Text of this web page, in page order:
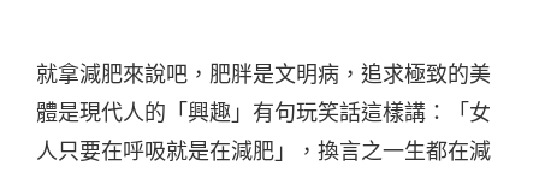
就拿減肥來說吧，肥胖是文明病，追求極致的美
體是現代人的「興趣」有句玩笑話這樣講：「女
人只要在呼吸就是在減肥」，換言之一生都在減